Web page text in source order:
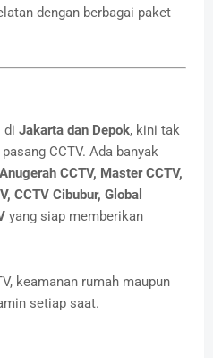
dengan berbagai paket
di Jakarta dan Depok, kini tak
CCTV. Ada banyak
Anugerah CCTV, Master CCTV,
CCTV Cibubur, Global
yang siap memberikan
keamanan rumah maupun
setiap saat.